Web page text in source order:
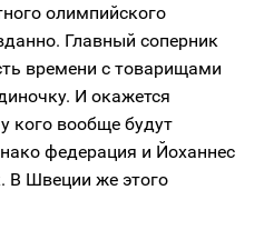
олимпийского
Главный соперник
времени с товарищами
И окажется
кого вообще будут
федерация и Йоханнес
В Швеции же этого